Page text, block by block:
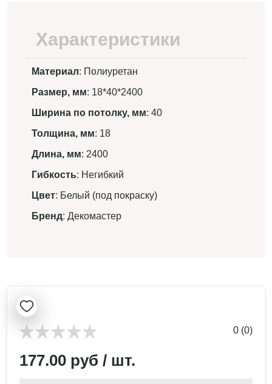
Характеристики
Материал: Полиуретан
Размер, мм: 18*40*2400
Ширина по потолку, мм: 40
Толщина, мм: 18
Длина, мм: 2400
Гибкость: Негибкий
Цвет: Белый (под покраску)
Бренд: Декомастер
0 (0)
177.00 руб / шт.